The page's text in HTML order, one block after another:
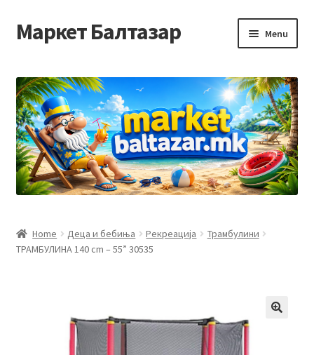
Skip
to
Skip
to
Маркет Балтазар Menu
Checkout
Homepage
Privacy Policy
Контакт
Home Деца и бебиња Рекреација
Трамбулини
ТРАМБУЛИНА 140 cm – 55” 30535